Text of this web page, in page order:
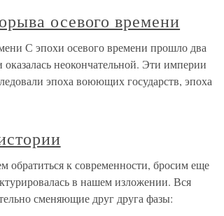
осевого времени
С эпохи осевого времени прошло два
неокончательной. Эти империи
эпоха воюющих государств, эпоха
к современности, бросим еще
в нашем изложении. Вся
сменяющие друг друга фазы: